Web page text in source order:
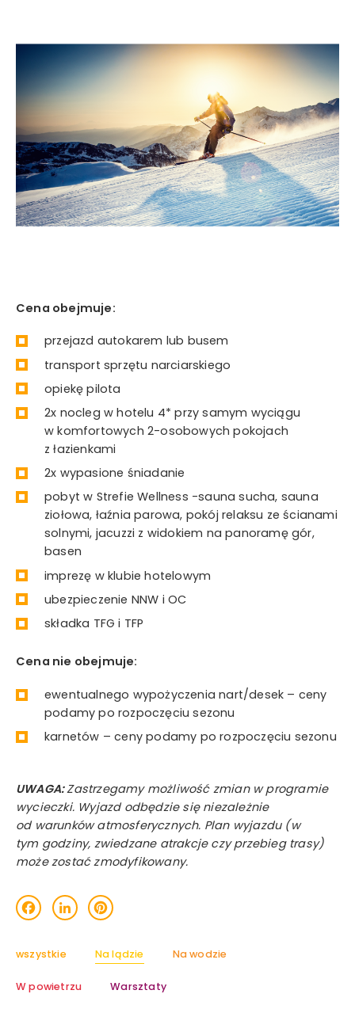
Cena obejmuje:
przejazd autokarem lub busem
transport sprzętu narciarskiego
opiekę pilota
2x nocleg w hotelu 4* przy samym wyciągu
w komfortowych 2-osobowych pokojach
z łazienkami
2x wypasione śniadanie
pobyt w Strefie Wellness -sauna sucha, sauna
ziołowa, łaźnia parowa, pokój relaksu ze ścianami
solnymi, jacuzzi z widokiem na panoramę gór,
basen
imprezę w klubie hotelowym
ubezpieczenie NNW i OC
składka TFG i TFP
Cena nie obejmuje:
ewentualnego wypożyczenia nart/desek – ceny
podamy po rozpoczęciu sezonu
karnetów – ceny podamy po rozpoczęciu sezonu
UWAGA:Zastrzegamy możliwość zmian w programie
wycieczki. Wyjazd odbędzie się niezależnie
od warunków atmosferycznych. Plan wyjazdu (w
tym godziny, zwiedzane atrakcje czy przebieg trasy)
może zostać zmodyfikowany.
LinkedInPinterest
wszystkie Na lądzie Na wodzie
W powietrzu Warsztaty